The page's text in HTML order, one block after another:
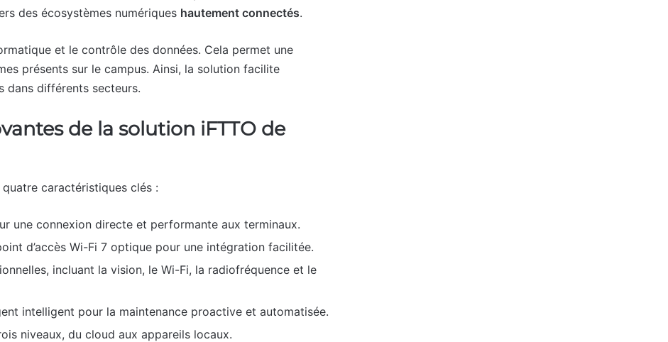
des écosystèmes numériques hautement connectés.
et le contrôle des données. Cela permet une
présents sur le campus. Ainsi, la solution facilite
dans différents secteurs.
de la solution iFTTO de
caractéristiques clés :
une connexion directe et performante aux terminaux.
d’accès Wi-Fi 7 optique pour une intégration facilitée.
incluant la vision, le Wi-Fi, la radiofréquence et le
intelligent pour la maintenance proactive et automatisée.
niveaux, du cloud aux appareils locaux.